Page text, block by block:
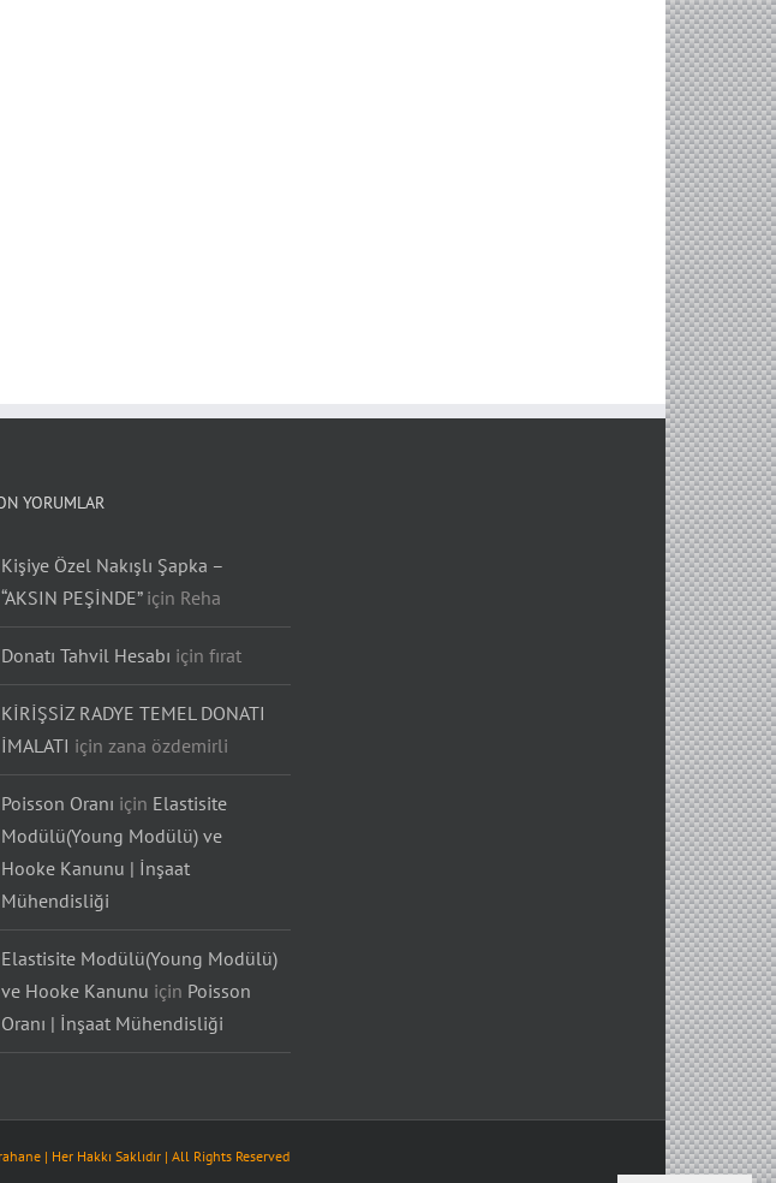
Kişiye Özel Nakışlı Şapka –
“AKSIN PEŞİNDE”içinReha
Donatı Tahvil Hesabıiçinfırat
KİRİŞSİZ RADYE TEMEL DONATI
İMALATIiçinzana özdemirli
Poisson OranıiçinElastisite
Modülü(Young Modülü) ve
Hooke Kanunu | İnşaat
Mühendisliği
Elastisite Modülü(Young Modülü)
ve Hooke KanunuiçinPoisson
Oranı | İnşaat Mühendisliği